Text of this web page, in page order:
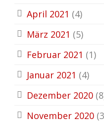
April 2021 (4)
März 2021 (5)
Februar 2021 (1)
Januar 2021 (4)
Dezember 2020
November 2020